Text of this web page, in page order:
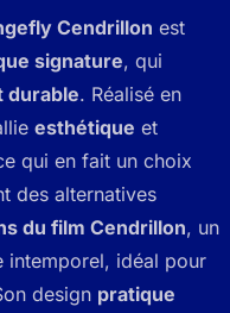
Cendrillon est
signature, qui
durable. Réalisé en
esthétique et
qui en fait un choix
des alternatives
du film Cendrillon, un
intemporel, idéal pour
design pratique